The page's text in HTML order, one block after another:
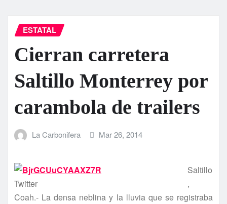
ESTATAL
Cierran carretera
Saltillo Monterrey por
carambola de trailers
La Carbonifera Mar 26, 2014
Twitter
Saltillo
,
Coah.- La densa neblina y la lluvia que se registraba